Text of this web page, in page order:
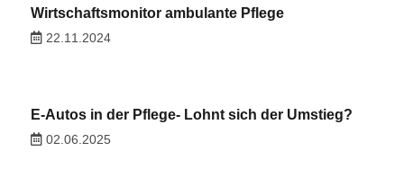
Wirtschaftsmonitor ambulante Pflege
22.11.2024
E-Autos in der Pflege- Lohnt sich der Umstieg?
02.06.2025